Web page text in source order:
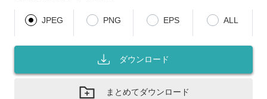
JPEG PNG EPS ALL
ダウンロード
まとめてダウンロード